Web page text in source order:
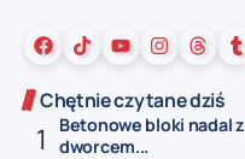
Chętnie czytane dziś
Betonowe bloki nadal
dworcem...